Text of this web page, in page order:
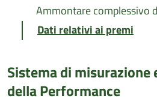
Ammontare complessivo
Dati relativi ai premi
Sistema di misurazione
della Performance